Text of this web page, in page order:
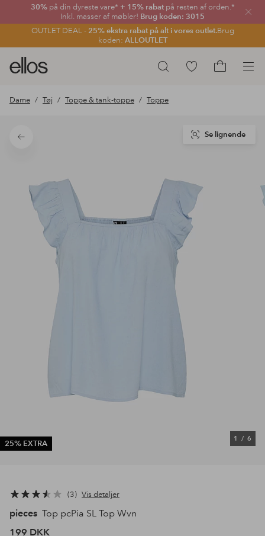
30% på din dyreste vare* + 15% rabatpå resten af orden.*
Inkl. masser af møbler! Brug koden: 3015
OUTLET DEAL - 25% ekstra rabat på alt i vores outlet.Brug
koden: ALLOUTLET
Luk
Søg
Ellos
logo
gå
forsiden
Gå
Dame Tøj Toppe & tank-toppe Toppe
Tilbage
25% EXTRA
1 / 6
Se lignende
3 Vis detaljer
pieces Top pcPia SL Top Wvn
199 DKK